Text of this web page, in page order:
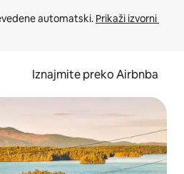
automatski. Prikaži izvorni
Iznajmite preko Airbnba